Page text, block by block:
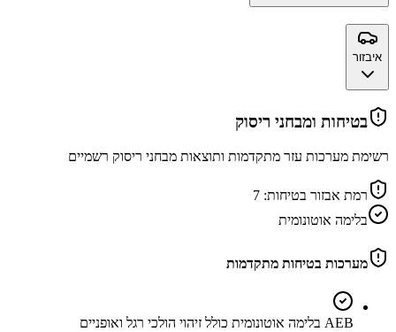
איבזור
בטיחות ומבחני ריסוק
רשימת מערכות עזר מתקדמות ותוצאות מבחני ריסוק רשמיים
רמת אבזור בטיחות: 7
בלימה אוטונומית
מערכות בטיחות מתקדמות
AEB בלימה אוטונומית כולל זיהוי הולכי רגל ואופניים